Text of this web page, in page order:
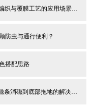
透气vs闭气：皮革门帘批发中不同编织与覆膜工艺的应用场景选择
防虫与通行便利？
搭配思路
自吸门帘常见问题“百科全书”：从磁条消磁到底部拖地的解决方案